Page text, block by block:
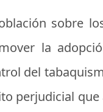
sobre
la
del
perjudicial